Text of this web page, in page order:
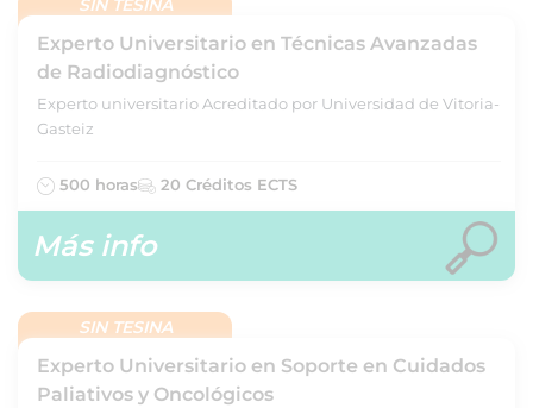
SIN TESINA
Experto Universitario en Técnicas Avanzadas
de Radiodiagnóstico
Experto universitario Acreditado por Universidad de Vitoria-
Gasteiz
500 horas 20 Créditos ECTS
Más info
SIN TESINA
Experto Universitario en Soporte en Cuidados
Paliativos y Oncológicos